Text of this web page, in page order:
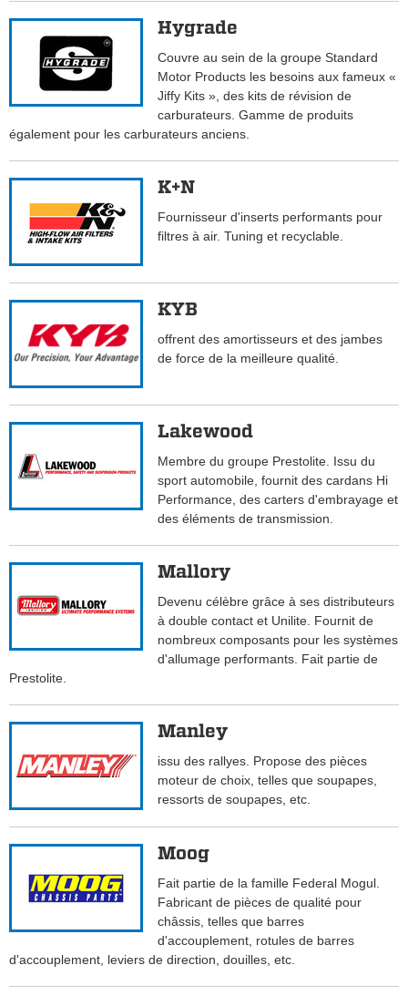
Hygrade
Couvre au sein de la groupe Standard
Motor Products les besoins aux fameux «
Jiffy Kits », des kits de révision de
carburateurs. Gamme de produits
également pour les carburateurs anciens.
K+N
Fournisseur d'inserts performants pour
filtres à air. Tuning et recyclable.
KYB
offrent des amortisseurs et des jambes
de force de la meilleure qualité.
Lakewood
Membre du groupe Prestolite. Issu du
sport automobile, fournit des cardans Hi
Performance, des carters d'embrayage et
des éléments de transmission.
Mallory
Devenu célèbre grâce à ses distributeurs
à double contact et Unilite. Fournit de
nombreux composants pour les systèmes
d'allumage performants. Fait partie de
Prestolite.
Manley
issu des rallyes. Propose des pièces
moteur de choix, telles que soupapes,
ressorts de soupapes, etc.
Moog
Fait partie de la famille Federal Mogul.
Fabricant de pièces de qualité pour
châssis, telles que barres
d'accouplement, rotules de barres
d'accouplement, leviers de direction, douilles, etc.